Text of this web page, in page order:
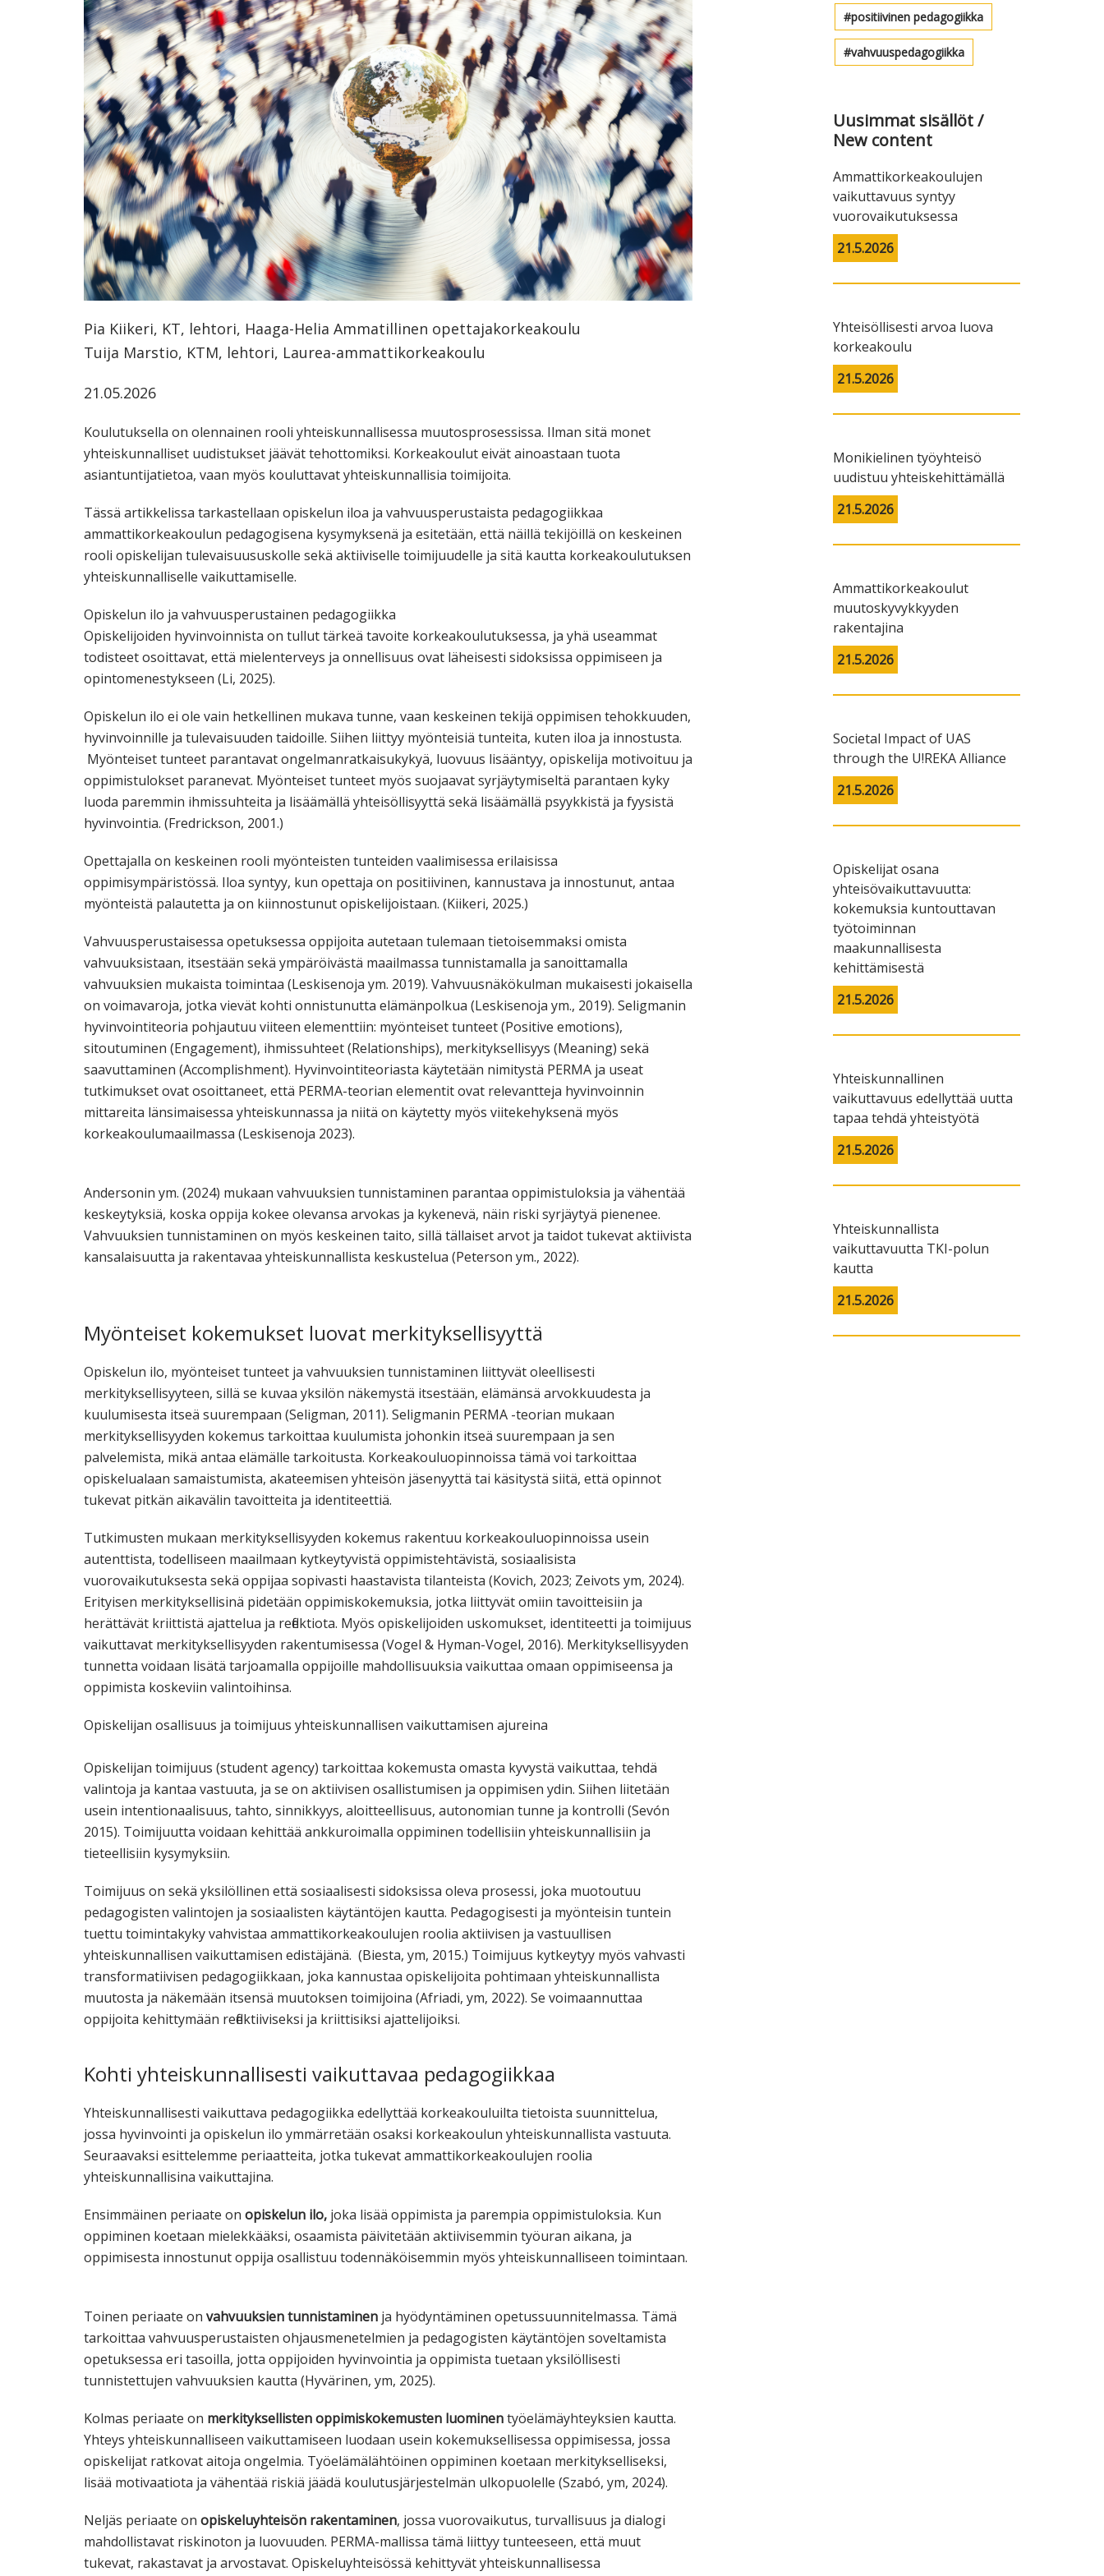
ammattikorkeakoulutusta
koskevasta
tutkimuksesta
kaikille
kiinnostuneille.
Pia Kiikeri, KT, lehtori, Haaga-Helia Ammatillinen opettajakorkeakoulu
Tuija Marstio, KTM, lehtori, Laurea-ammattikorkeakoulu
21.05.2026
Koulutuksella on olennainen rooli yhteiskunnallisessa muutosprosessissa. Ilman sitä monet
yhteiskunnalliset uudistukset jäävät tehottomiksi. Korkeakoulut eivät ainoastaan tuota
asiantuntijatietoa, vaan myös kouluttavat yhteiskunnallisia toimijoita.
Tässä artikkelissa tarkastellaan opiskelun iloa ja vahvuusperustaista pedagogiikkaa
ammattikorkeakoulun pedagogisena kysymyksenä ja esitetään, että näillä tekijöillä on keskeinen
rooli opiskelijan tulevaisuususkolle sekä aktiiviselle toimijuudelle ja sitä kautta korkeakoulutuksen
yhteiskunnalliselle vaikuttamiselle.
Opiskelun ilo ja vahvuusperustainen pedagogiikka
Opiskelijoiden hyvinvoinnista on tullut tärkeä tavoite korkeakoulutuksessa, ja yhä useammat
todisteet osoittavat, että mielenterveys ja onnellisuus ovat läheisesti sidoksissa oppimiseen ja
opintomenestykseen (Li, 2025).
Opiskelun ilo ei ole vain hetkellinen mukava tunne, vaan keskeinen tekijä oppimisen tehokkuuden,
hyvinvoinnille ja tulevaisuuden taidoille. Siihen liittyy myönteisiä tunteita, kuten iloa ja innostusta.
Myönteiset tunteet parantavat ongelmanratkaisukykyä, luovuus lisääntyy, opiskelija motivoituu ja
oppimistulokset paranevat. Myönteiset tunteet myös suojaavat syrjäytymiseltä parantaen kyky
luoda paremmin ihmissuhteita ja lisäämällä yhteisöllisyyttä sekä lisäämällä psyykkistä ja fyysistä
hyvinvointia. (Fredrickson, 2001.)
Opettajalla on keskeinen rooli myönteisten tunteiden vaalimisessa erilaisissa
oppimisympäristössä. Iloa syntyy, kun opettaja on positiivinen, kannustava ja innostunut, antaa
myönteistä palautetta ja on kiinnostunut opiskelijoistaan. (Kiikeri, 2025.)
Vahvuusperustaisessa opetuksessa oppijoita autetaan tulemaan tietoisemmaksi omista
vahvuuksistaan, itsestään sekä ympäröivästä maailmassa tunnistamalla ja sanoittamalla
vahvuuksien mukaista toimintaa (Leskisenoja ym. 2019). Vahvuusnäkökulman mukaisesti jokaisella
on voimavaroja, jotka vievät kohti onnistunutta elämänpolkua (Leskisenoja ym., 2019). Seligmanin
hyvinvointiteoria pohjautuu viiteen elementtiin: myönteiset tunteet (Positive emotions),
sitoutuminen (Engagement), ihmissuhteet (Relationships), merkityksellisyys (Meaning) sekä
saavuttaminen (Accomplishment). Hyvinvointiteoriasta käytetään nimitystä PERMA ja useat
tutkimukset ovat osoittaneet, että PERMA-teorian elementit ovat relevantteja hyvinvoinnin
mittareita länsimaisessa yhteiskunnassa ja niitä on käytetty myös viitekehyksenä myös
korkeakoulumaailmassa (Leskisenoja 2023).
Andersonin ym. (2024) mukaan vahvuuksien tunnistaminen parantaa oppimistuloksia ja vähentää
keskeytyksiä, koska oppija kokee olevansa arvokas ja kykenevä, näin riski syrjäytyä pienenee.
Vahvuuksien tunnistaminen on myös keskeinen taito, sillä tällaiset arvot ja taidot tukevat aktiivista
kansalaisuutta ja rakentavaa yhteiskunnallista keskustelua (Peterson ym., 2022).
Myönteiset kokemukset luovat merkityksellisyyttä
Opiskelun ilo, myönteiset tunteet ja vahvuuksien tunnistaminen liittyvät oleellisesti
merkityksellisyyteen, sillä se kuvaa yksilön näkemystä itsestään, elämänsä arvokkuudesta ja
kuulumisesta itseä suurempaan (Seligman, 2011). Seligmanin PERMA -teorian mukaan
merkityksellisyyden kokemus tarkoittaa kuulumista johonkin itseä suurempaan ja sen
palvelemista, mikä antaa elämälle tarkoitusta. Korkeakouluopinnoissa tämä voi tarkoittaa
opiskelualaan samaistumista, akateemisen yhteisön jäsenyyttä tai käsitystä siitä, että opinnot
tukevat pitkän aikavälin tavoitteita ja identiteettiä.
Tutkimusten mukaan merkityksellisyyden kokemus rakentuu korkeakouluopinnoissa usein
autenttista, todelliseen maailmaan kytkeytyvistä oppimistehtävistä, sosiaalisista
vuorovaikutuksesta sekä oppijaa sopivasti haastavista tilanteista (Kovich, 2023; Zeivots ym, 2024).
Erityisen merkityksellisinä pidetään oppimiskokemuksia, jotka liittyvät omiin tavoitteisiin ja
herättävät kriittistä ajattelua ja reflektiota. Myös opiskelijoiden uskomukset, identiteetti ja toimijuus
vaikuttavat merkityksellisyyden rakentumisessa (Vogel & Hyman-Vogel, 2016). Merkityksellisyyden
tunnetta voidaan lisätä tarjoamalla oppijoille mahdollisuuksia vaikuttaa omaan oppimiseensa ja
oppimista koskeviin valintoihinsa.
Opiskelijan osallisuus ja toimijuus yhteiskunnallisen vaikuttamisen ajureina
Opiskelijan toimijuus (student agency) tarkoittaa kokemusta omasta kyvystä vaikuttaa, tehdä
valintoja ja kantaa vastuuta, ja se on aktiivisen osallistumisen ja oppimisen ydin. Siihen liitetään
usein intentionaalisuus, tahto, sinnikkyys, aloitteellisuus, autonomian tunne ja kontrolli (Sevón
2015). Toimijuutta voidaan kehittää ankkuroimalla oppiminen todellisiin yhteiskunnallisiin ja
tieteellisiin kysymyksiin.
Toimijuus on sekä yksilöllinen että sosiaalisesti sidoksissa oleva prosessi, joka muotoutuu
pedagogisten valintojen ja sosiaalisten käytäntöjen kautta. Pedagogisesti ja myönteisin tuntein
tuettu toimintakyky vahvistaa ammattikorkeakoulujen roolia aktiivisen ja vastuullisen
yhteiskunnallisen vaikuttamisen edistäjänä. (Biesta, ym, 2015.) Toimijuus kytkeytyy myös vahvasti
transformatiivisen pedagogiikkaan, joka kannustaa opiskelijoita pohtimaan yhteiskunnallista
muutosta ja näkemään itsensä muutoksen toimijoina (Afriadi, ym, 2022). Se voimaannuttaa
oppijoita kehittymään reflektiiviseksi ja kriittisiksi ajattelijoiksi.
Kohti yhteiskunnallisesti vaikuttavaa pedagogiikkaa
Yhteiskunnallisesti vaikuttava pedagogiikka edellyttää korkeakouluilta tietoista suunnittelua,
jossa hyvinvointi ja opiskelun ilo ymmärretään osaksi korkeakoulun yhteiskunnallista vastuuta.
Seuraavaksi esittelemme periaatteita, jotka tukevat ammattikorkeakoulujen roolia
yhteiskunnallisina vaikuttajina.
Ensimmäinen periaate on opiskelun ilo, joka lisää oppimista ja parempia oppimistuloksia. Kun
oppiminen koetaan mielekkääksi, osaamista päivitetään aktiivisemmin työuran aikana, ja
oppimisesta innostunut oppija osallistuu todennäköisemmin myös yhteiskunnalliseen toimintaan.
Toinen periaate on vahvuuksientunnistaminen ja hyödyntäminen opetussuunnitelmassa. Tämä
tarkoittaa vahvuusperustaisten ohjausmenetelmien ja pedagogisten käytäntöjen soveltamista
opetuksessa eri tasoilla, jotta oppijoiden hyvinvointia ja oppimista tuetaan yksilöllisesti
tunnistettujen vahvuuksien kautta (Hyvärinen, ym, 2025).
Kolmas periaate on merkityksellistenoppimiskokemusten luominentyöelämäyhteyksien kautta.
Yhteys yhteiskunnalliseen vaikuttamiseen luodaan usein kokemuksellisessa oppimisessa, jossa
opiskelijat ratkovat aitoja ongelmia. Työelämälähtöinen oppiminen koetaan merkitykselliseksi,
lisää motivaatiota ja vähentää riskiä jäädä koulutusjärjestelmän ulkopuolelle (Szabó, ym, 2024).
Neljäs periaate on opiskeluyhteisön rakentaminen, jossa vuorovaikutus, turvallisuus ja dialogi
mahdollistavat riskinoton ja luovuuden. PERMA-mallissa tämä liittyy tunteeseen, että muut
tukevat, rakastavat ja arvostavat. Opiskeluyhteisössä kehittyvät yhteiskunnallisessa
positiivinen pedagogiikka
vahvuuspedagogiikka
Uusimmat sisällöt /
New content
Ammattikorkeakoulujen
vaikuttavuus syntyy
vuorovaikutuksessa
21.5.2026
Yhteisöllisesti arvoa luova
korkeakoulu
21.5.2026
Monikielinen työyhteisö
uudistuu yhteiskehittämällä
21.5.2026
Ammattikorkeakoulut
muutoskyvykkyyden
rakentajina
21.5.2026
Societal Impact of UAS
through the U!REKA Alliance
21.5.2026
Opiskelijat osana
yhteisövaikuttavuutta:
kokemuksia kuntouttavan
työtoiminnan
maakunnallisesta
kehittämisestä
21.5.2026
Yhteiskunnallinen
vaikuttavuus edellyttää uutta
tapaa tehdä yhteistyötä
21.5.2026
Yhteiskunnallista
vaikuttavuutta TKI-polun
kautta
21.5.2026